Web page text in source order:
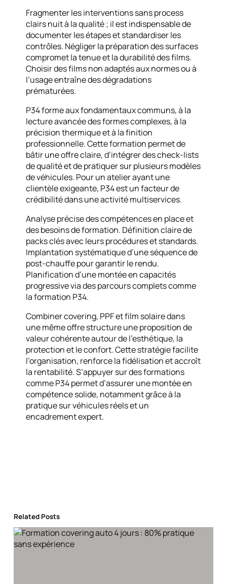
Fragmenter les interventions sans process
clairs nuit à la qualité ; il est indispensable de
documenter les étapes et standardiser les
contrôles. Négliger la préparation des surfaces
compromet la tenue et la durabilité des films.
Choisir des films non adaptés aux normes ou à
l’usage entraîne des dégradations
prématurées.
P34 forme aux fondamentaux communs, à la
lecture avancée des formes complexes, à la
précision thermique et à la finition
professionnelle. Cette formation permet de
bâtir une offre claire, d’intégrer des check-lists
de qualité et de pratiquer sur plusieurs modèles
de véhicules. Pour un atelier ayant une
clientèle exigeante, P34 est un facteur de
crédibilité dans une activité multiservices.
Analyse précise des compétences en place et
des besoins de formation. Définition claire de
packs clés avec leurs procédures et standards.
Implantation systématique d’une séquence de
post-chauffe pour garantir le rendu.
Planification d’une montée en capacités
progressive via des parcours complets comme
la formation P34.
Combiner covering, PPF et film solaire dans
une même offre structure une proposition de
valeur cohérente autour de l’esthétique, la
protection et le confort. Cette stratégie facilite
l’organisation, renforce la fidélisation et accroît
la rentabilité. S’appuyer sur des formations
comme P34 permet d’assurer une montée en
compétence solide, notamment grâce à la
pratique sur véhicules réels et un
encadrement expert.
Related Posts